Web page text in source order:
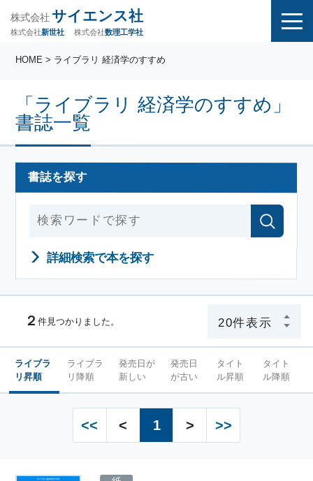
株式会社 サイエンス社
株式会社新世社 株式会社数理工学社
「ライブラリ 経済学のすすめ」
書誌一覧
HOME > ライブラリ 経済学のすすめ
書誌を探す
詳細検索で本を探す
２ 件見つかりました。
ライブラ
リ昇順
ライブラ
リ降順
発売日が
新しい
発売日
が古い
タイト
ル昇順
タイト
ル降順
<< < 1 > >>